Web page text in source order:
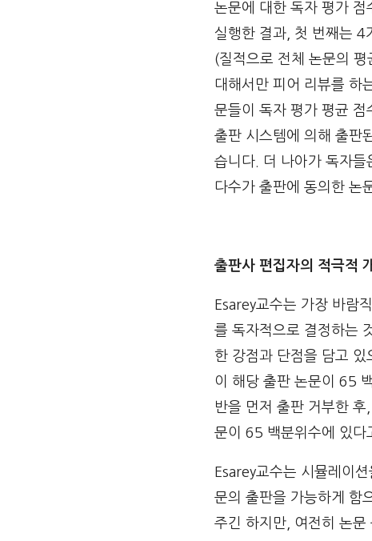
논문에 대한 독자 평가
실행한 결과, 첫 번째는 4
(질적으로 전체 논문의
대해서만 피어 리뷰를 하
문들이 독자 평가 평균
출판 시스템에 의해 출판
습니다. 더 나아가 독자들
다수가 출판에 동의한 논
출판사 편집자의 적극적
Esarey교수는 가장 바람
를 독자적으로 결정하는
한 강점과 단점을 담고
이 해당 출판 논문이 65
반을 먼저 출판 거부한
문이 65 백분위수에 있다
Esarey교수는 시뮬레이
문의 출판을 가능하게 함
주긴 하지만, 여전히 논